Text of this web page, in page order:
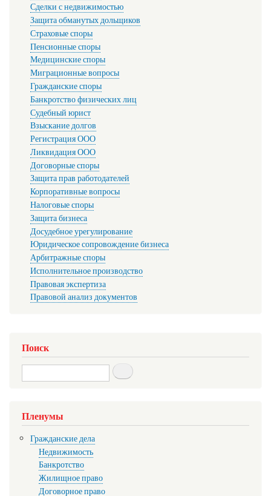
Сделки с недвижимостью
Защита обманутых дольщиков
Страховые споры
Пенсионные споры
Медицинские споры
Миграционные вопросы
Гражданские споры
Банкротство физических лиц
Судебный юрист
Взыскание долгов
Регистрация ООО
Ликвидация ООО
Договорные споры
Защита прав работодателей
Корпоративные вопросы
Налоговые споры
Защита бизнеса
Досудебное урегулирование
Юридическое сопровождение бизнеса
Арбитражные споры
Исполнительное производство
Правовая экспертиза
Правовой анализ документов
Поиск
Search
Пленумы
Гражданские дела
Недвижимость
Банкротство
Жилищное право
Договорное право